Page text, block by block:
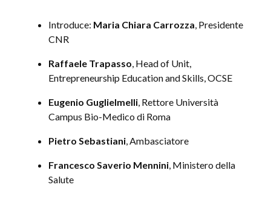
Introduce: Maria Chiara Carrozza , Presidente
CNR
Raffaele Trapasso , Head of Unit,
Entrepreneurship Education and Skills, OCSE
Eugenio Guglielmelli , Rettore Università
Campus Bio-Medico di Roma
Pietro Sebastiani , Ambasciatore
Francesco Saverio Mennini , Ministero della
Salute